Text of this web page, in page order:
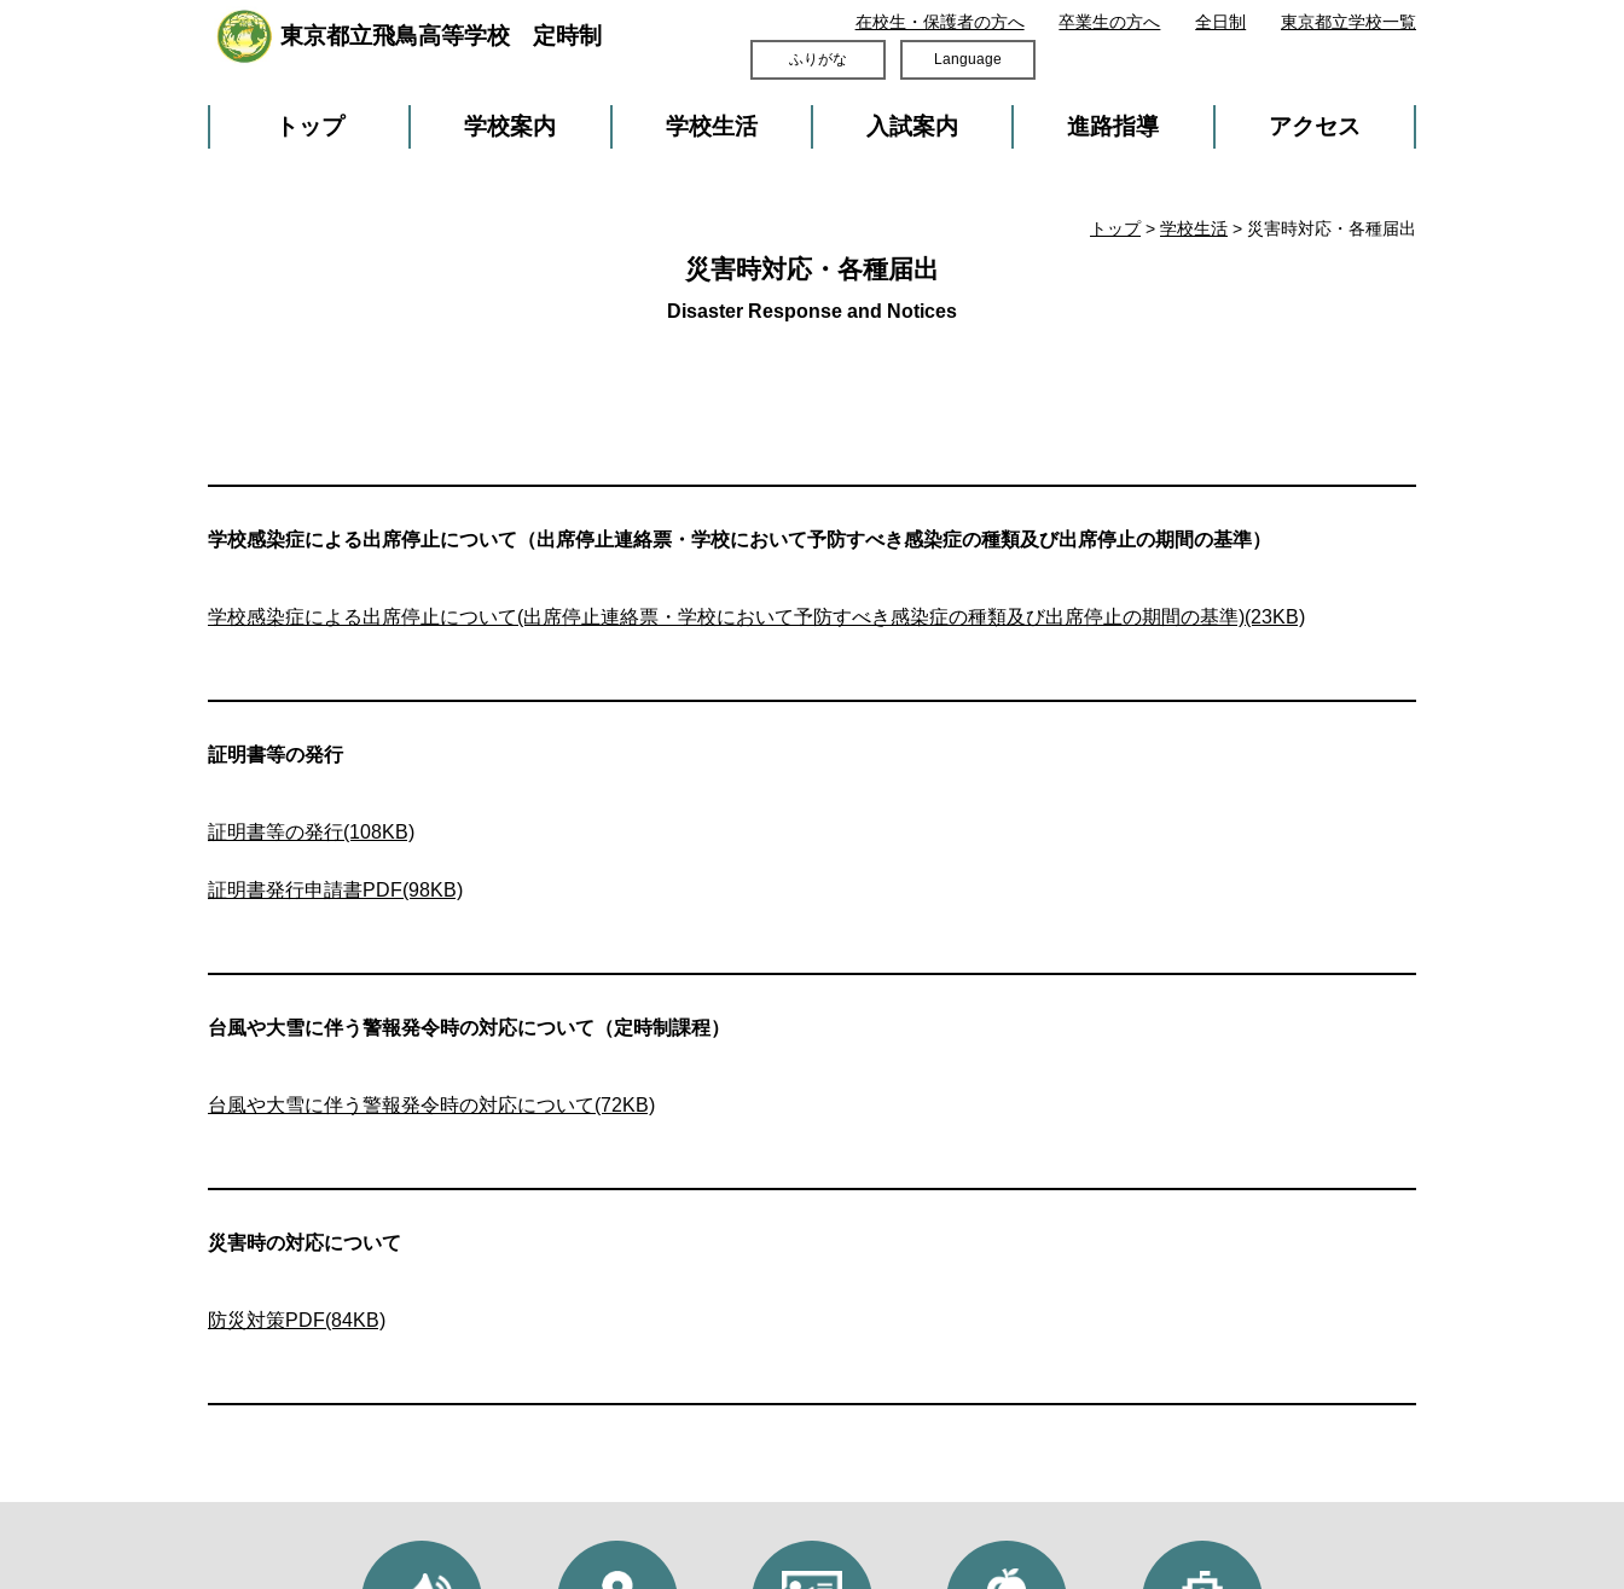
東京都立飛鳥高等学校 定時制
ふりがな Language
トップ 学校案内 学校生活 入試案内 進路指導 アクセス
在校生・保護者の方へ 卒業生の方へ 東京都立学校一覧
全日制
トップ> 学校生活 > 災害時対応・各種届出
災害時対応・各種届出
学校感染症による出席停止について（出席停止連絡票・学校において予防すべき感染症の種類及び出席停止の期間の基準）
学校感染症による出席停止について(出席停止連絡票・学校において予防すべき感染症の種類及び出席停止の期間の基準)(23KB)
証明書等の発行
証明書等の発行(108KB)
証明書発行申請書PDF(98KB)
台風や大雪に伴う警報発令時の対応について（定時制課程）
台風や大雪に伴う警報発令時の対応について(72KB)
災害時の対応について
防災対策PDF(84KB)